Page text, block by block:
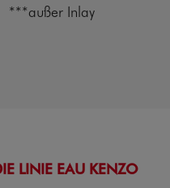
***außer Inlay
LINIE EAU KENZO